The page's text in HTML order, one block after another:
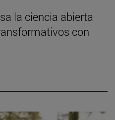
la ciencia abierta
con